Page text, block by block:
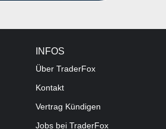
INFOS
Über TraderFox
Kontakt
Vertrag Kündigen
Jobs bei TraderFox